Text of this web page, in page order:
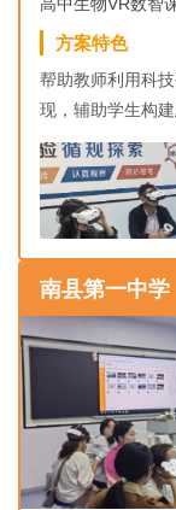
方案特色
帮助教师利用科
现，辅助学生构建
南县第一中学